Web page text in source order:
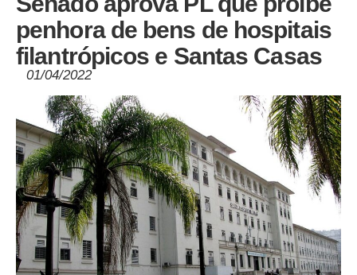
penhora de bens de hospitais
filantrópicos e Santas Casas
01/04/2022